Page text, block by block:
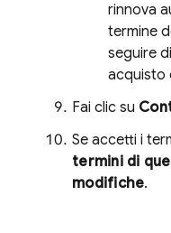
rinnova
termine
seguire
acquisto
Fai clic su
Se accetti i
termini di
modifiche.